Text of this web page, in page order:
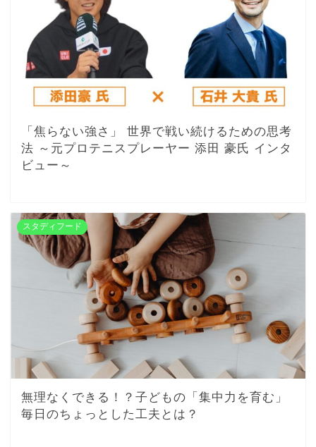
「焦らない強さ」 世界で戦い続けるための思考
法 ～元プロテニスプレーヤー 添田 豪氏 インタ
ビュー～
スタディフード
無理なくできる！？子どもの「集中力を育む」
毎日のちょっとした工夫とは？